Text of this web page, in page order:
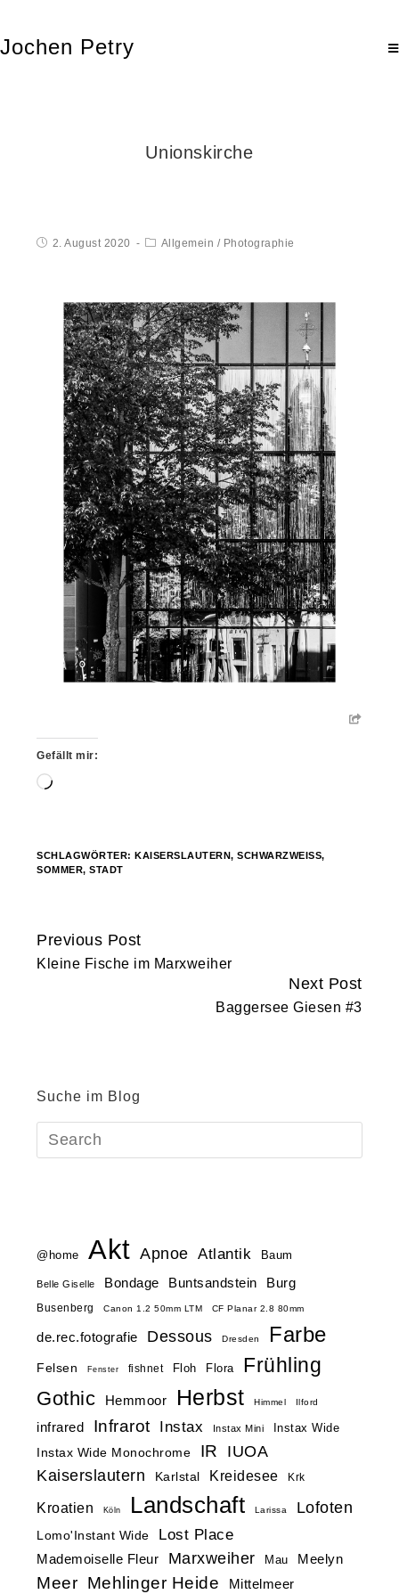
Jochen Petry
Unionskirche
2. August 2020 Allgemein / Photographie
Gefällt mir:
Wird
SCHLAGWÖRTER: KAISERSLAUTERN,SCHWARZWEISS,
SOMMER,STADT
Continue
Reading
Previous Post
Kleine Fische im Marxweiher
Next Post
Baggersee Giesen #3
Suche im Blog
@home Akt Apnoe Atlantik Baum
Belle Giselle Bondage Buntsandstein Burg
Busenberg Canon 1.2 50mm LTM CF Planar 2.8 80mm
de.rec.fotografie Dessous Dresden Farbe
Felsen Fenster fishnet Floh Flora Frühling
Gothic Hemmoor Herbst Himmel Ilford
infrared Infrarot Instax Instax Mini
Instax Wide
Instax Wide Monochrome
IR
IUOA
Kaiserslautern
Karlstal Kreidesee Krk
Kroatien Köln Landschaft Larissa Lofoten
Lomo'Instant Wide Lost Place
Mademoiselle Fleur Marxweiher Mau Meelyn
Meer Mehlinger Heide Mittelmeer